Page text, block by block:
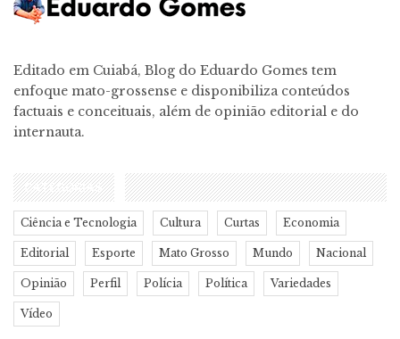
Editado em Cuiabá, Blog do Eduardo Gomes tem
enfoque mato-grossense e disponibiliza conteúdos
factuais e conceituais, além de opinião editorial e do
internauta.
CATEGORIAS
Ciência e Tecnologia Cultura Curtas Economia
Editorial Esporte Mato Grosso Mundo Nacional
Opinião Perfil Polícia Política Variedades
Vídeo